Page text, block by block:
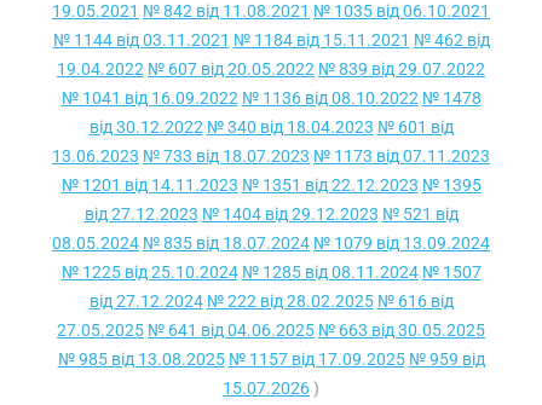
19.05.2021 № 842 від 11.08.2021 № 1035 від 06.10.2021
№ 1144 від 03.11.2021 № 1184 від 15.11.2021 № 462 від
19.04.2022 № 607 від 20.05.2022 № 839 від 29.07.2022
№ 1041 від 16.09.2022 № 1136 від 08.10.2022 № 1478
від 30.12.2022 № 340 від 18.04.2023 № 601 від
13.06.2023 № 733 від 18.07.2023 № 1173 від 07.11.2023
№ 1201 від 14.11.2023 № 1351 від 22.12.2023 № 1395
від 27.12.2023 № 1404 від 29.12.2023 № 521 від
08.05.2024 № 835 від 18.07.2024 № 1079 від 13.09.2024
№ 1225 від 25.10.2024 № 1285 від 08.11.2024 № 1507
від 27.12.2024 № 222 від 28.02.2025 № 616 від
27.05.2025 № 641 від 04.06.2025 № 663 від 30.05.2025
№ 985 від 13.08.2025 № 1157 від 17.09.2025 № 959 від
15.07.2026)